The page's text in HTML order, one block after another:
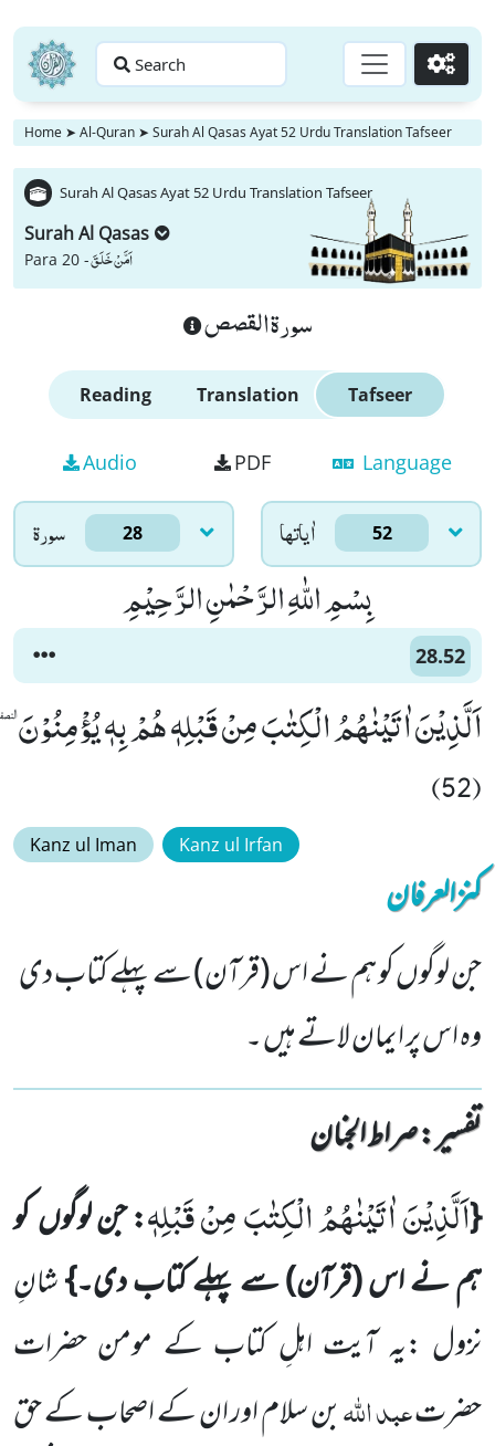
Search Go
Home ➤ Al-Quran ➤ Surah Al Qasas Ayat 52 Urdu Translation Tafseer
Surah Al Qasas Ayat 52 Urdu Translation Tafseer
Surah Al Qasas
Para 20 -اَمَّنْ خَلَقَ
سورة القصص
Reading Translation Tafseer
Audio PDF Language
سورۃ 28 اٰياتها 52
بِسْمِ اللّٰهِ الرَّحْمٰنِ الرَّحِیْمِ
28.52
اَلَّذِیْنَ اٰتَیْنٰهُمُ الْكِتٰبَ مِنْ قَبْلِهٖ هُمْ بِهٖ یُؤْمِنُوْنَٜ
(52)
Kanz ul Iman Kanz ul Irfan
کنزالعرفان
جن لوگوں کو ہم نے اس (قرآن) سے پہلے کتاب دی
وہ اس پر ایمان لاتے ہیں ۔
تفسیر : ‎صراط الجنان
{اَلَّذِیْنَ اٰتَیْنٰهُمُ الْكِتٰبَ مِنْ قَبْلِهٖ: جن لوگوں کو
ہم نے اس (قرآن) سے پہلے کتاب دی۔}شانِ
نزول :یہ آیت اہلِ کتاب کے مومن حضرات
حضرتعبد اللہبن سلام اور ان کے اصحاب کے حق